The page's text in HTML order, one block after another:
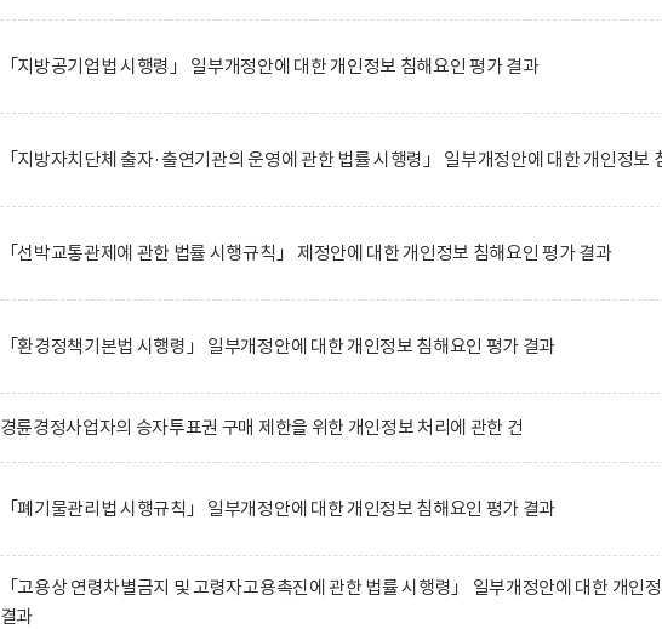
「지방공기업법 시행령」 일부개정안에 대한 개인정보 침해요인 평가 결과
「지방자치단체 출자·출연기관의 운영에 관한 법률 시행령」 일부개정안에 대한 개인정보
「선박교통관제에 관한 법률 시행규칙」 제정안에 대한 개인정보 침해요인 평가 결과
「환경정책기본법 시행령」 일부개정안에 대한 개인정보 침해요인 평가 결과
경륜경정사업자의 승자투표권 구매 제한을 위한 개인정보 처리에 관한 건
「폐기물관리법 시행규칙」 일부개정안에 대한 개인정보 침해요인 평가 결과
「고용상 연령차별금지 및 고령자고용촉진에 관한 법률 시행령」 일부개정안에 대한 개인
결과